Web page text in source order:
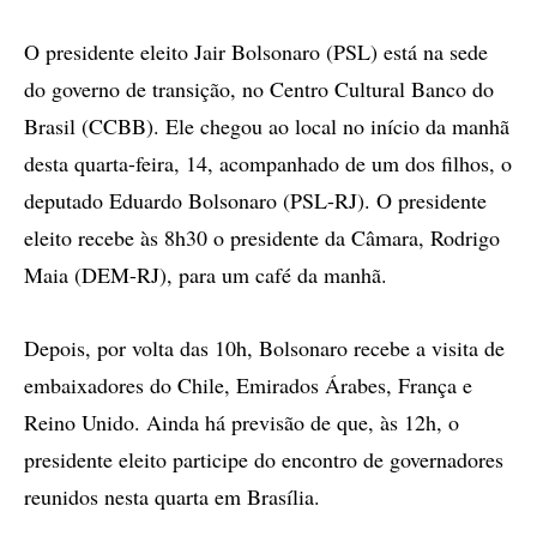
compartilhamento
O presidente eleito Jair Bolsonaro (PSL) está na sede
do governo de transição, no Centro Cultural Banco do
Brasil (CCBB). Ele chegou ao local no início da manhã
desta quarta-feira, 14, acompanhado de um dos filhos, o
deputado Eduardo Bolsonaro (PSL-RJ). O presidente
eleito recebe às 8h30 o presidente da Câmara, Rodrigo
Maia (DEM-RJ), para um café da manhã.
Depois, por volta das 10h, Bolsonaro recebe a visita de
embaixadores do Chile, Emirados Árabes, França e
Reino Unido. Ainda há previsão de que, às 12h, o
presidente eleito participe do encontro de governadores
reunidos nesta quarta em Brasília.